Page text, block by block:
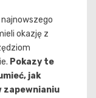
okazję z
Pokazy te
jak
zapewnianiu